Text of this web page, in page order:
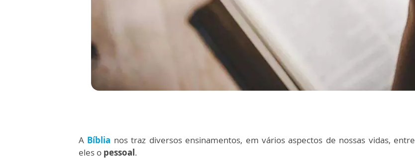
A Bíblia nos traz diversos ensinamentos, em vários aspectos de nossas vidas, entre
eles o pessoal.